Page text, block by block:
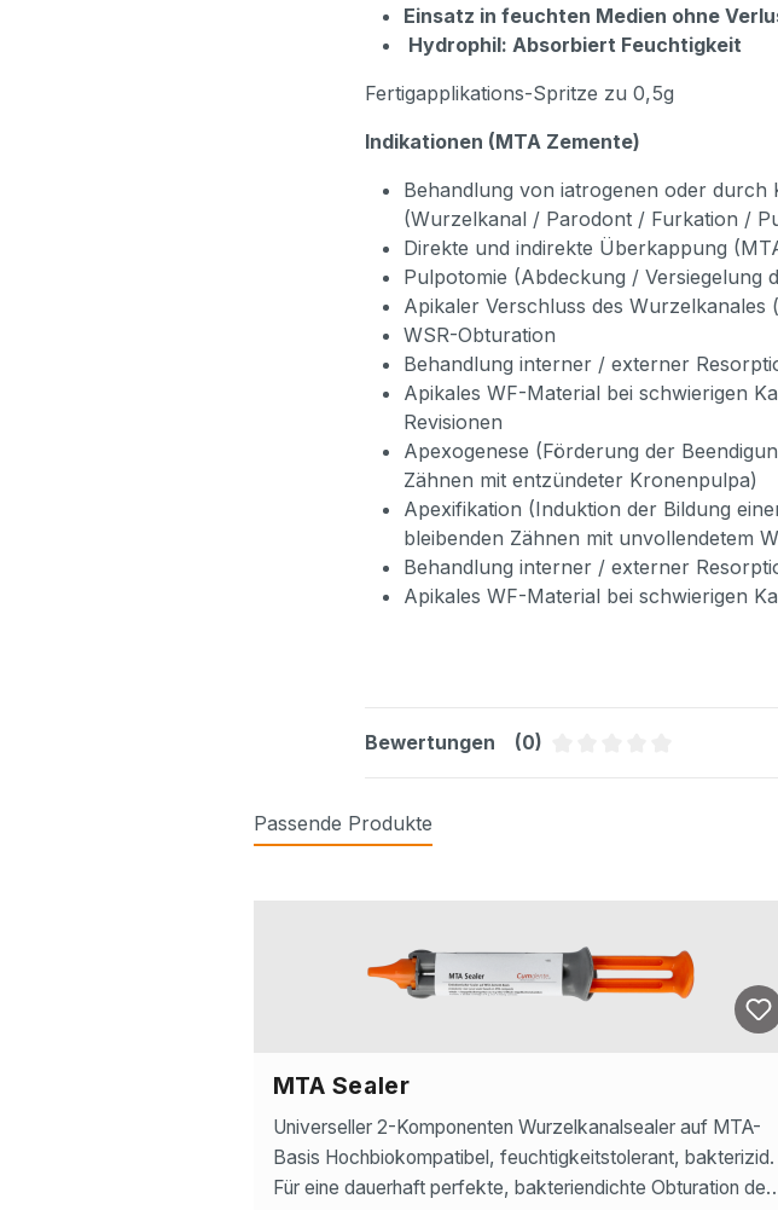
Einsatz in feuchten Medien ohne
Hydrophil: Absorbiert Feuchtigkeit
Fertigapplikations-Spritze zu 0,5g
Indikationen (MTA Zemente)
Behandlung von iatrogenen oder durch
(Wurzelkanal / Parodont / Furkation /
Direkte und indirekte Überkappung
Pulpotomie (Abdeckung / Versiegelung
Apikaler Verschluss des
WSR-Obturation
Behandlung interner / externer
Apikales WF-Material bei schwierigen
Revisionen
Apexogenese (Förderung der
Zähnen mit entzündeter Kronenpulpa)
Apexifikation (Induktion der Bildung
bleibenden Zähnen mit unvollendetem
Behandlung interner / externer
Apikales WF-Material bei schwierigen
Bewertungen
(0)
Passende Produkte
MTA Sealer
Universeller 2-Komponenten Wurzelkanalsealer auf MTA-
Basis Hochbiokompatibel, feuchtigkeitstolerant, bakterizid.
Für eine dauerhaft perfekte, bakteriendichte Obturation des